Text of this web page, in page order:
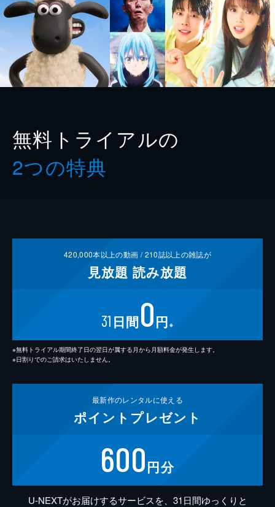
無料トライアルの
2つの特典
420,000本以上の動画 /210誌以上の雑誌が
見放題 読み放題
31 日間0円 ※
※無料トライアル期間終了日の翌日が属する月から月額料金が発生します。
※日割りでのご請求はいたしません。
最新作のレンタルに使える
ポイント プレゼント
600円分
U-NEXTがお届けするサービスを、31日間ゆっくりと